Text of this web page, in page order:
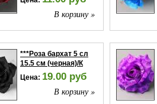
В корзину »
***Роза бархат 5 сл
15.5 см (черная)/К
Цена: 19.00 руб
В корзину »